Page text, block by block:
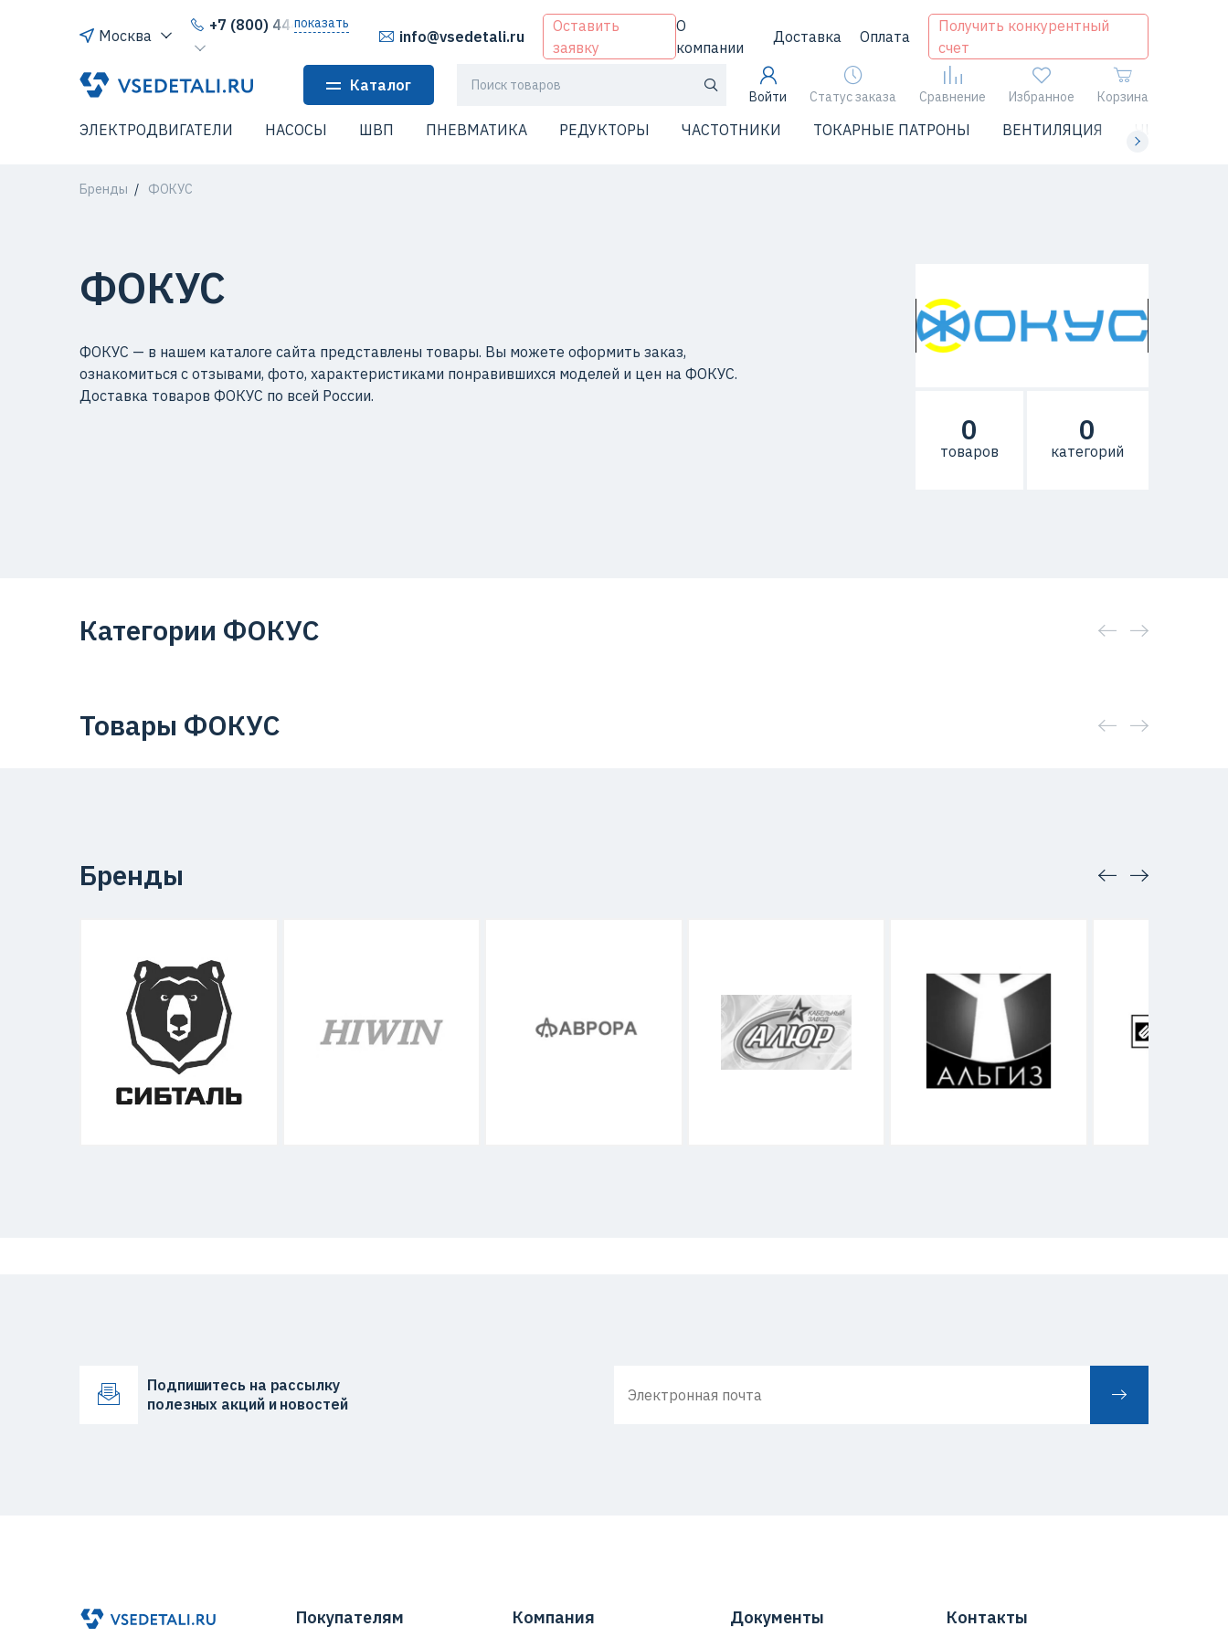
Москва
+7 (800) 444-64-80
показать
info@vsedetali.ru
Оставить
заявку
О
компании
Доставка Оплата
Получить конкурентный
счет
Каталог
Войти Статус заказа Сравнение Избранное Корзина
ЭЛЕКТРОДВИГАТЕЛИ НАСОСЫ ШВП ПНЕВМАТИКА РЕДУКТОРЫ ЧАСТОТНИКИ ТОКАРНЫЕ ПАТРОНЫ ВЕНТИЛЯЦИЯ ЧИЛЛЕРЫ
Бренды ФОКУС
ФОКУС
ФОКУС — в нашем каталоге сайта представлены товары. Вы можете оформить заказ,
ознакомиться с отзывами, фото, характеристиками понравившихся моделей и цен на ФОКУС.
Доставка товаров ФОКУС по всей России.
0
товаров
0
категорий
Категории ФОКУС
Товары ФОКУС
Бренды
Подпишитесь на рассылку
полезных акций и новостей
Покупателям Компания Документы Контакты